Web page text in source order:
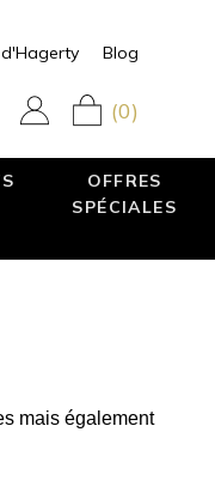
Blog
(0)
OFFRES
SPÉCIALES
mais également